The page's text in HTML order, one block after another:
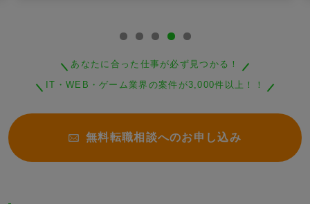
あなたに合った仕事が必ず見つかる！
IT・WEB・ゲーム業界の案件が3,000件以上！！
無料転職相談へのお申し込み